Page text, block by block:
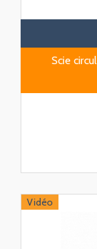
Scie
Vidéo